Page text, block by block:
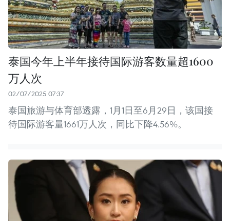
泰国今年上半年接待国际游客数量超1600
万人次
02/07/2025 07:37
泰国旅游与体育部透露，1月1日至6月29日，该国接
待国际游客量1661万人次，同比下降4.56%。